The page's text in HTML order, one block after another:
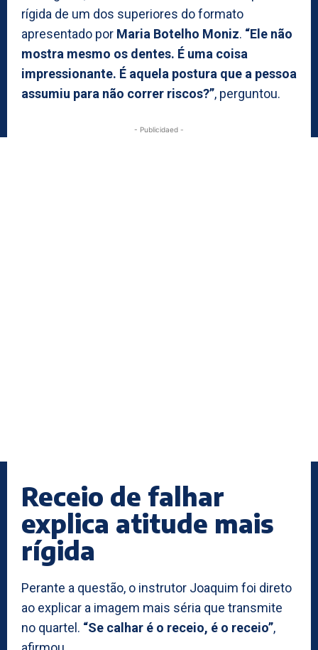
rígida de um dos superiores do formato
apresentado por Maria Botelho Moniz. “Ele não
mostra mesmo os dentes. É uma coisa
impressionante. É aquela postura que a pessoa
assumiu para não correr riscos?”, perguntou.
- Publicidaed -
Receio de falhar
explica atitude mais
rígida
Perante a questão, o instrutor Joaquim foi direto
ao explicar a imagem mais séria que transmite
no quartel. “Se calhar é o receio, é o receio”,